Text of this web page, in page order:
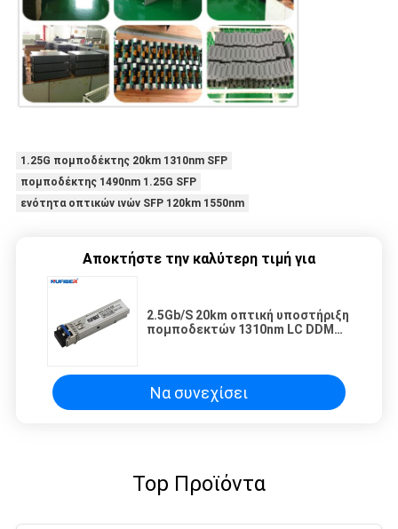
1.25G πομποδέκτης 20km 1310nm SFP
πομποδέκτης 1490nm 1.25G SFP
ενότητα οπτικών ινών SFP 120km 1550nm
Αποκτήστε την καλύτερη τιμή για
2.5Gb/S 20km οπτική υποστήριξη
πομποδεκτών 1310nm LC DDM
Να συνεχίσει
Top Προϊόντα